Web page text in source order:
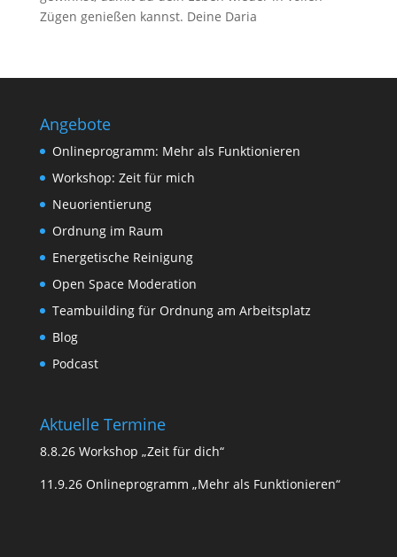
Zügen genießen kannst. Deine Daria
Angebote
Onlineprogramm: Mehr als Funktionieren
Workshop: Zeit für mich
Neuorientierung
Ordnung im Raum
Energetische Reinigung
Open Space Moderation
Teambuilding für Ordnung am Arbeitsplatz
Blog
Podcast
Aktuelle Termine
8.8.26 Workshop „Zeit für dich“
11.9.26 Onlineprogramm „Mehr als Funktionieren“